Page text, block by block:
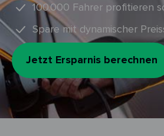
100.000 Fahrer profitieren
Spare mit dynamischer
Jetzt Ersparnis berechnen